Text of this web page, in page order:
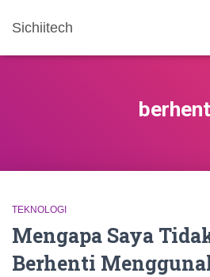
Sichiitech
TEKNOLOGI
Mengapa Saya
Berhenti